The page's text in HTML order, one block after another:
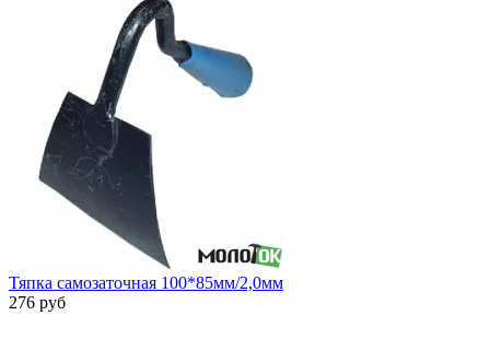
Тяпка самозаточная 100*85мм/2,0мм
276 руб